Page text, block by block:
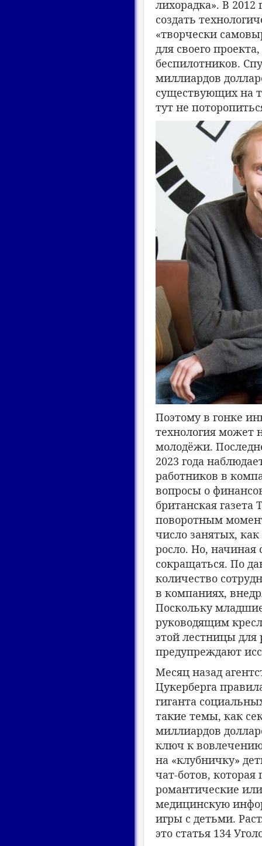
лихорадка». В
создать
«творчески
для своего
беспилотников.
миллиардов
существующих на
тут не
Поэтому в гонке
технология может
молодёжи.
2023 года
работников в
вопросы о
британская газета
поворотным
число занятых,
росло. Но, начиная
сокращаться. По
количество
в компаниях,
Поскольку
руководящим
этой лестницы для
предупреждают
Месяц назад
Цукерберга
гиганта
такие темы, как
миллиардов
ключ к вовлечению
на «клубничку»
чат-ботов,
романтические
медицинскую
игры с детьми.
это статья 134